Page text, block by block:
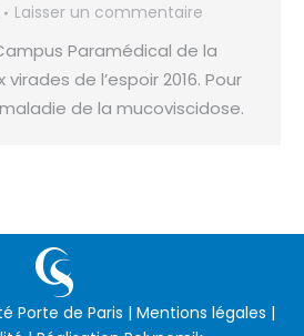
Laisser un commentaire
Paramédical de la
de l’espoir 2016. Pour
de la mucoviscidose.
Porte de Paris | Mentions légales |